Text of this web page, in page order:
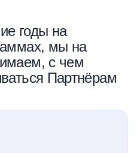
годы на
мы на
с чем
Партнёрам